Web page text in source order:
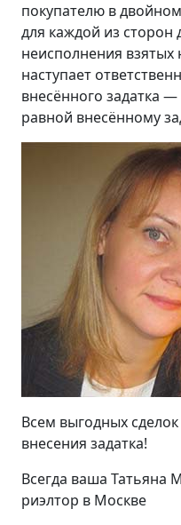
покупателю в
для каждой из сторон
неисполнения взятых
наступает
внесённого задатка
равной внесённому
Всем выгодных
внесения задатка!
Всегда ваша
риэлтор в Москве